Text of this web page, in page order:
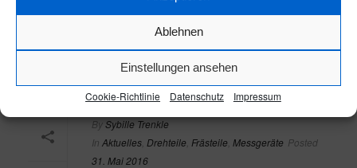
Ablehnen
Einstellungen ansehen
Cookie-Richtlinie Datenschutz Impressum
BySybille Trenkle
In Aktuelles Drehteile Frästeile Messgeräte Posted
31. Mai 2016